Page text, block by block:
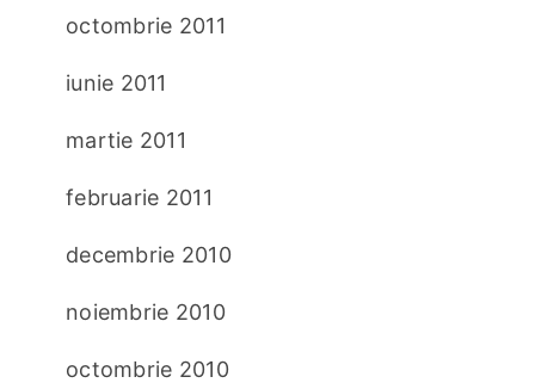
octombrie 2011
iunie 2011
martie 2011
februarie 2011
decembrie 2010
noiembrie 2010
octombrie 2010